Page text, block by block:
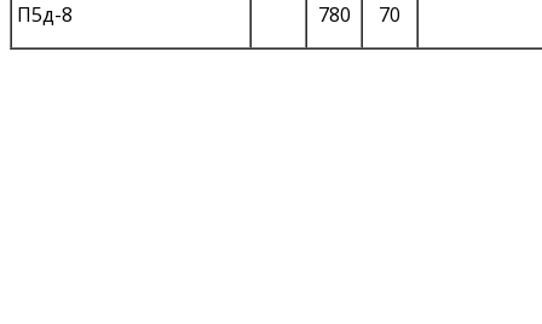
П5д-8 780 70